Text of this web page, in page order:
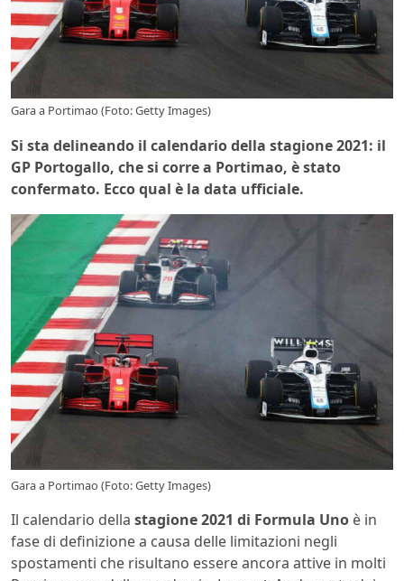
Gara a Portimao (Foto: Getty Images)
Si sta delineando il calendario della stagione 2021: il
GP Portogallo, che si corre a Portimao, è stato
confermato. Ecco qual è la data ufficiale.
Gara a Portimao (Foto: Getty Images)
Il calendario della stagione 2021 di Formula Uno è in
fase di definizione a causa delle limitazioni negli
spostamenti che risultano essere ancora attive in molti